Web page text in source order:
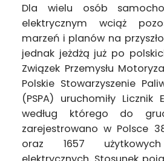
Dla wielu osób
elektrycznym wciąż
marzeń i planów na
jednak jeżdżą już po
Związek Przemysłu
Polskie Stowarzyszenie
(PSPA) uruchomiły Licznik
według którego do
zarejestrowano w Polsce
oraz 1657